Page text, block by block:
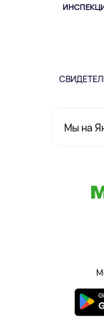
Мы на
Здоровье
Одежда и